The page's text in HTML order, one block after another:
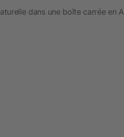
dans une boîte carrée en